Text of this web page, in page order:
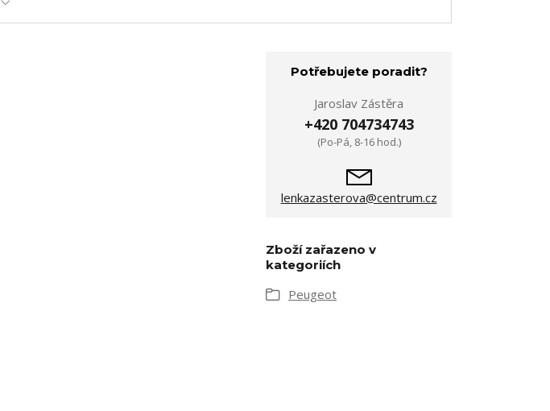
Potřebujete poradit?
Jaroslav Zástěra
+420 704734743
(Po-Pá, 8-16 hod.)
lenkazasterova@centrum.cz
Zboží zařazeno v
kategoriích
Peugeot